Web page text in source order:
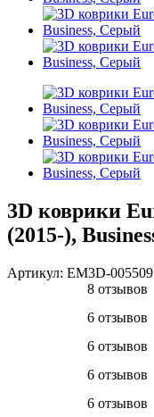
3D коврики
(2015-),
Артикул: EM3D-005509
8 отзывов
6 отзывов
6 отзывов
6 отзывов
6 отзывов